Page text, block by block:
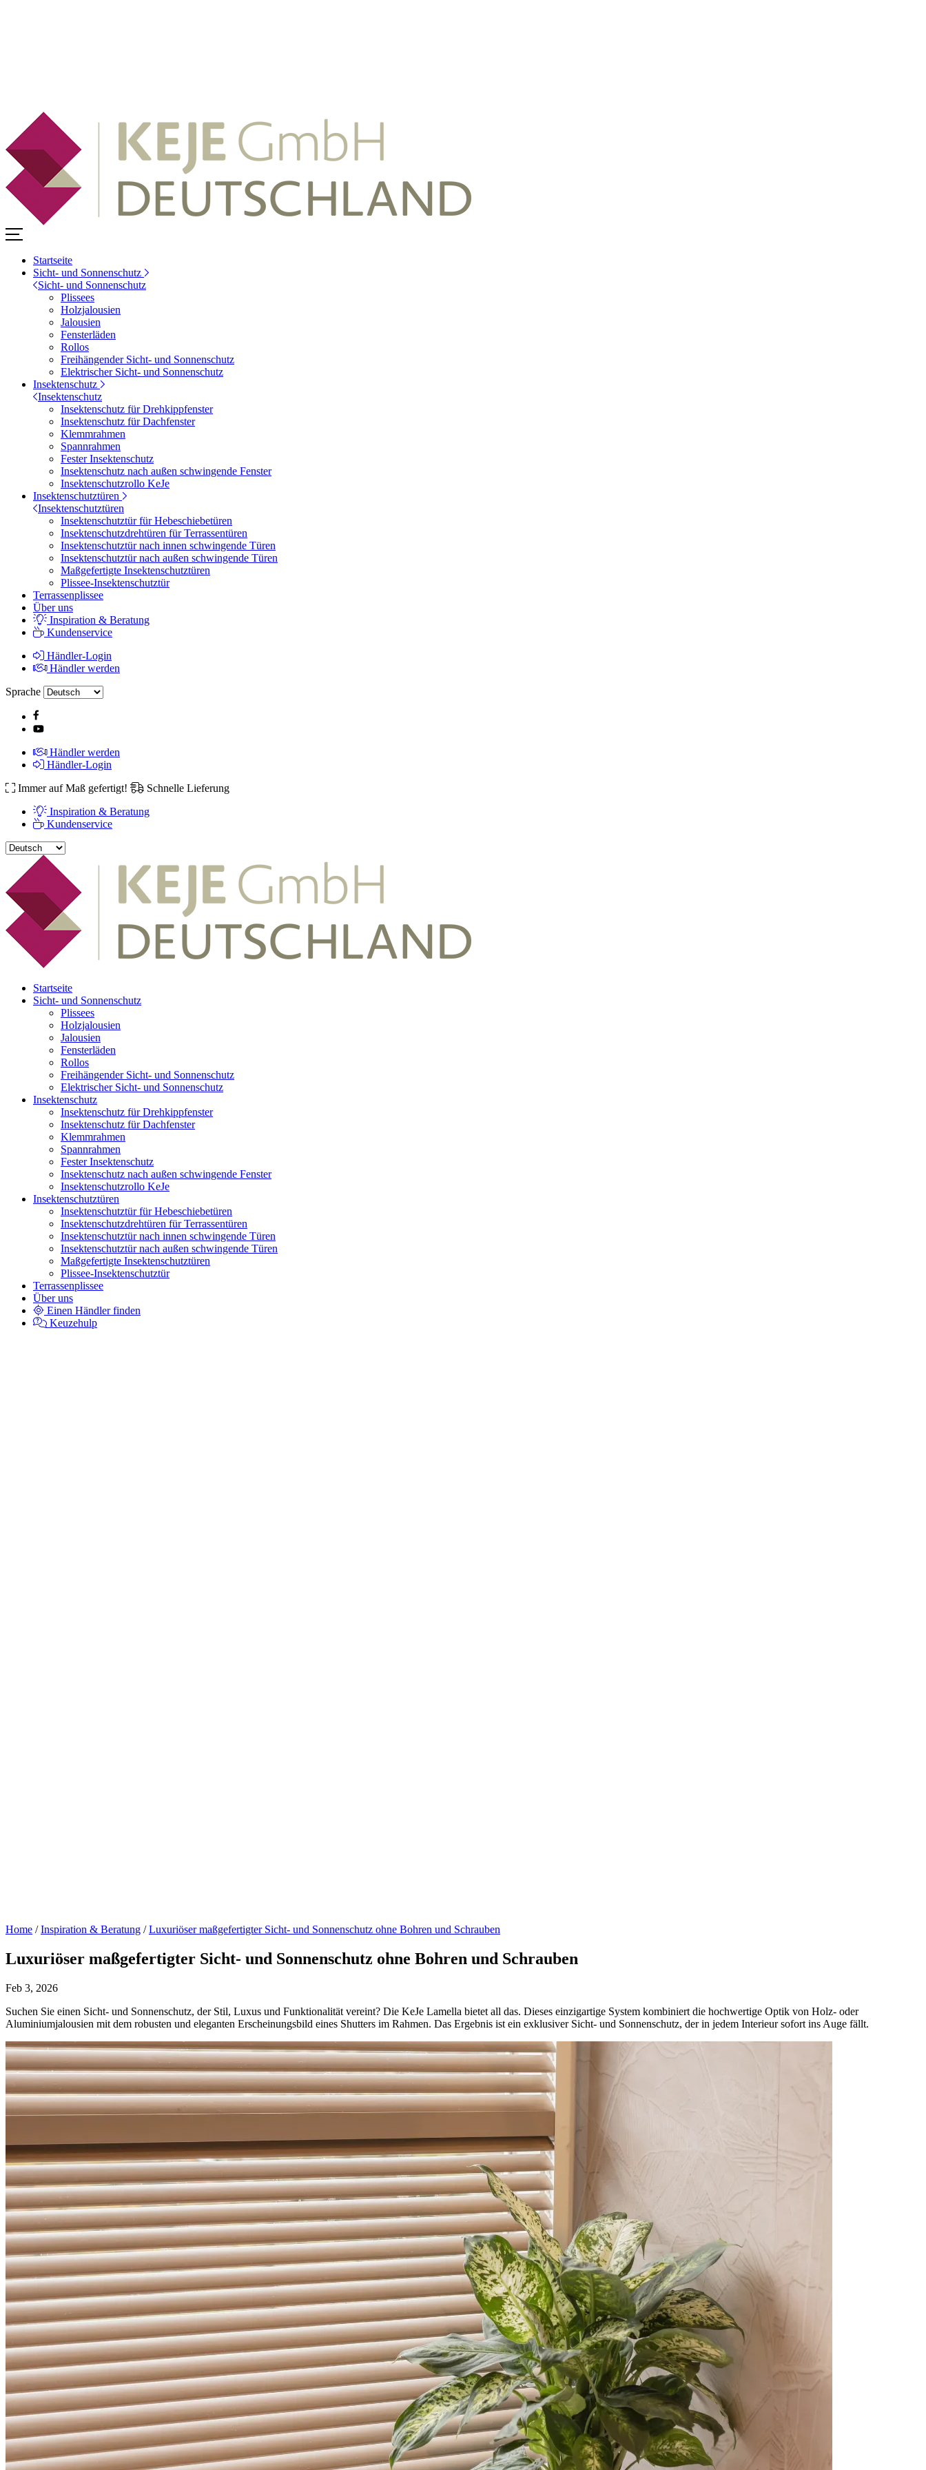
Startseite
Sicht- und Sonnenschutz
Sicht- und Sonnenschutz
Plissees
Holzjalousien
Jalousien
Fensterläden
Rollos
Freihängender Sicht- und Sonnenschutz
Elektrischer Sicht- und Sonnenschutz
Insektenschutz
Insektenschutz
Insektenschutz für Drehkippfenster
Insektenschutz für Dachfenster
Klemmrahmen
Spannrahmen
Fester Insektenschutz
Insektenschutz nach außen schwingende Fenster
Insektenschutzrollo KeJe
Insektenschutztüren
Insektenschutztüren
Insektenschutztür für Hebeschiebetüren
Insektenschutzdrehtüren für Terrassentüren
Insektenschutztür nach innen schwingende Türen
Insektenschutztür nach außen schwingende Türen
Maßgefertigte Insektenschutztüren
Plissee-Insektenschutztür
Terrassenplissee
Über uns
Inspiration & Beratung
Kundenservice
Händler-Login
Händler werden
Sprache
Händler werden
Händler-Login
Immer auf Maß gefertigt!
Schnelle Lieferung
Inspiration & Beratung
Kundenservice
Startseite
Sicht- und Sonnenschutz
Plissees
Holzjalousien
Jalousien
Fensterläden
Rollos
Freihängender Sicht- und Sonnenschutz
Elektrischer Sicht- und Sonnenschutz
Insektenschutz
Insektenschutz für Drehkippfenster
Insektenschutz für Dachfenster
Klemmrahmen
Spannrahmen
Fester Insektenschutz
Insektenschutz nach außen schwingende Fenster
Insektenschutzrollo KeJe
Insektenschutztüren
Insektenschutztür für Hebeschiebetüren
Insektenschutzdrehtüren für Terrassentüren
Insektenschutztür nach innen schwingende Türen
Insektenschutztür nach außen schwingende Türen
Maßgefertigte Insektenschutztüren
Plissee-Insektenschutztür
Terrassenplissee
Über uns
Einen Händler finden
Keuzehulp
Home / Inspiration & Beratung / Luxuriöser maßgefertigter Sicht- und Sonnenschutz ohne Bohren und Schrauben
Luxuriöser maßgefertigter Sicht- und Sonnenschutz ohne Bohren und Schrauben
Feb 3, 2026
Suchen Sie einen Sicht- und Sonnenschutz, der Stil, Luxus und Funktionalität vereint? Die KeJe Lamella bietet all das. Dieses einzigartige System kombiniert die hochwertige Optik von Holz- oder
Aluminiumjalousien mit dem robusten und eleganten Erscheinungsbild eines Shutters im Rahmen. Das Ergebnis ist ein exklusiver Sicht- und Sonnenschutz, der in jedem Interieur sofort ins Auge fällt.